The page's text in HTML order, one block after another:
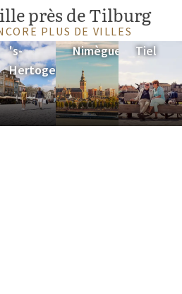
près de Tilburg
PLUS DE VILLES
's-
Hertogenbosch
Nimègue Tiel